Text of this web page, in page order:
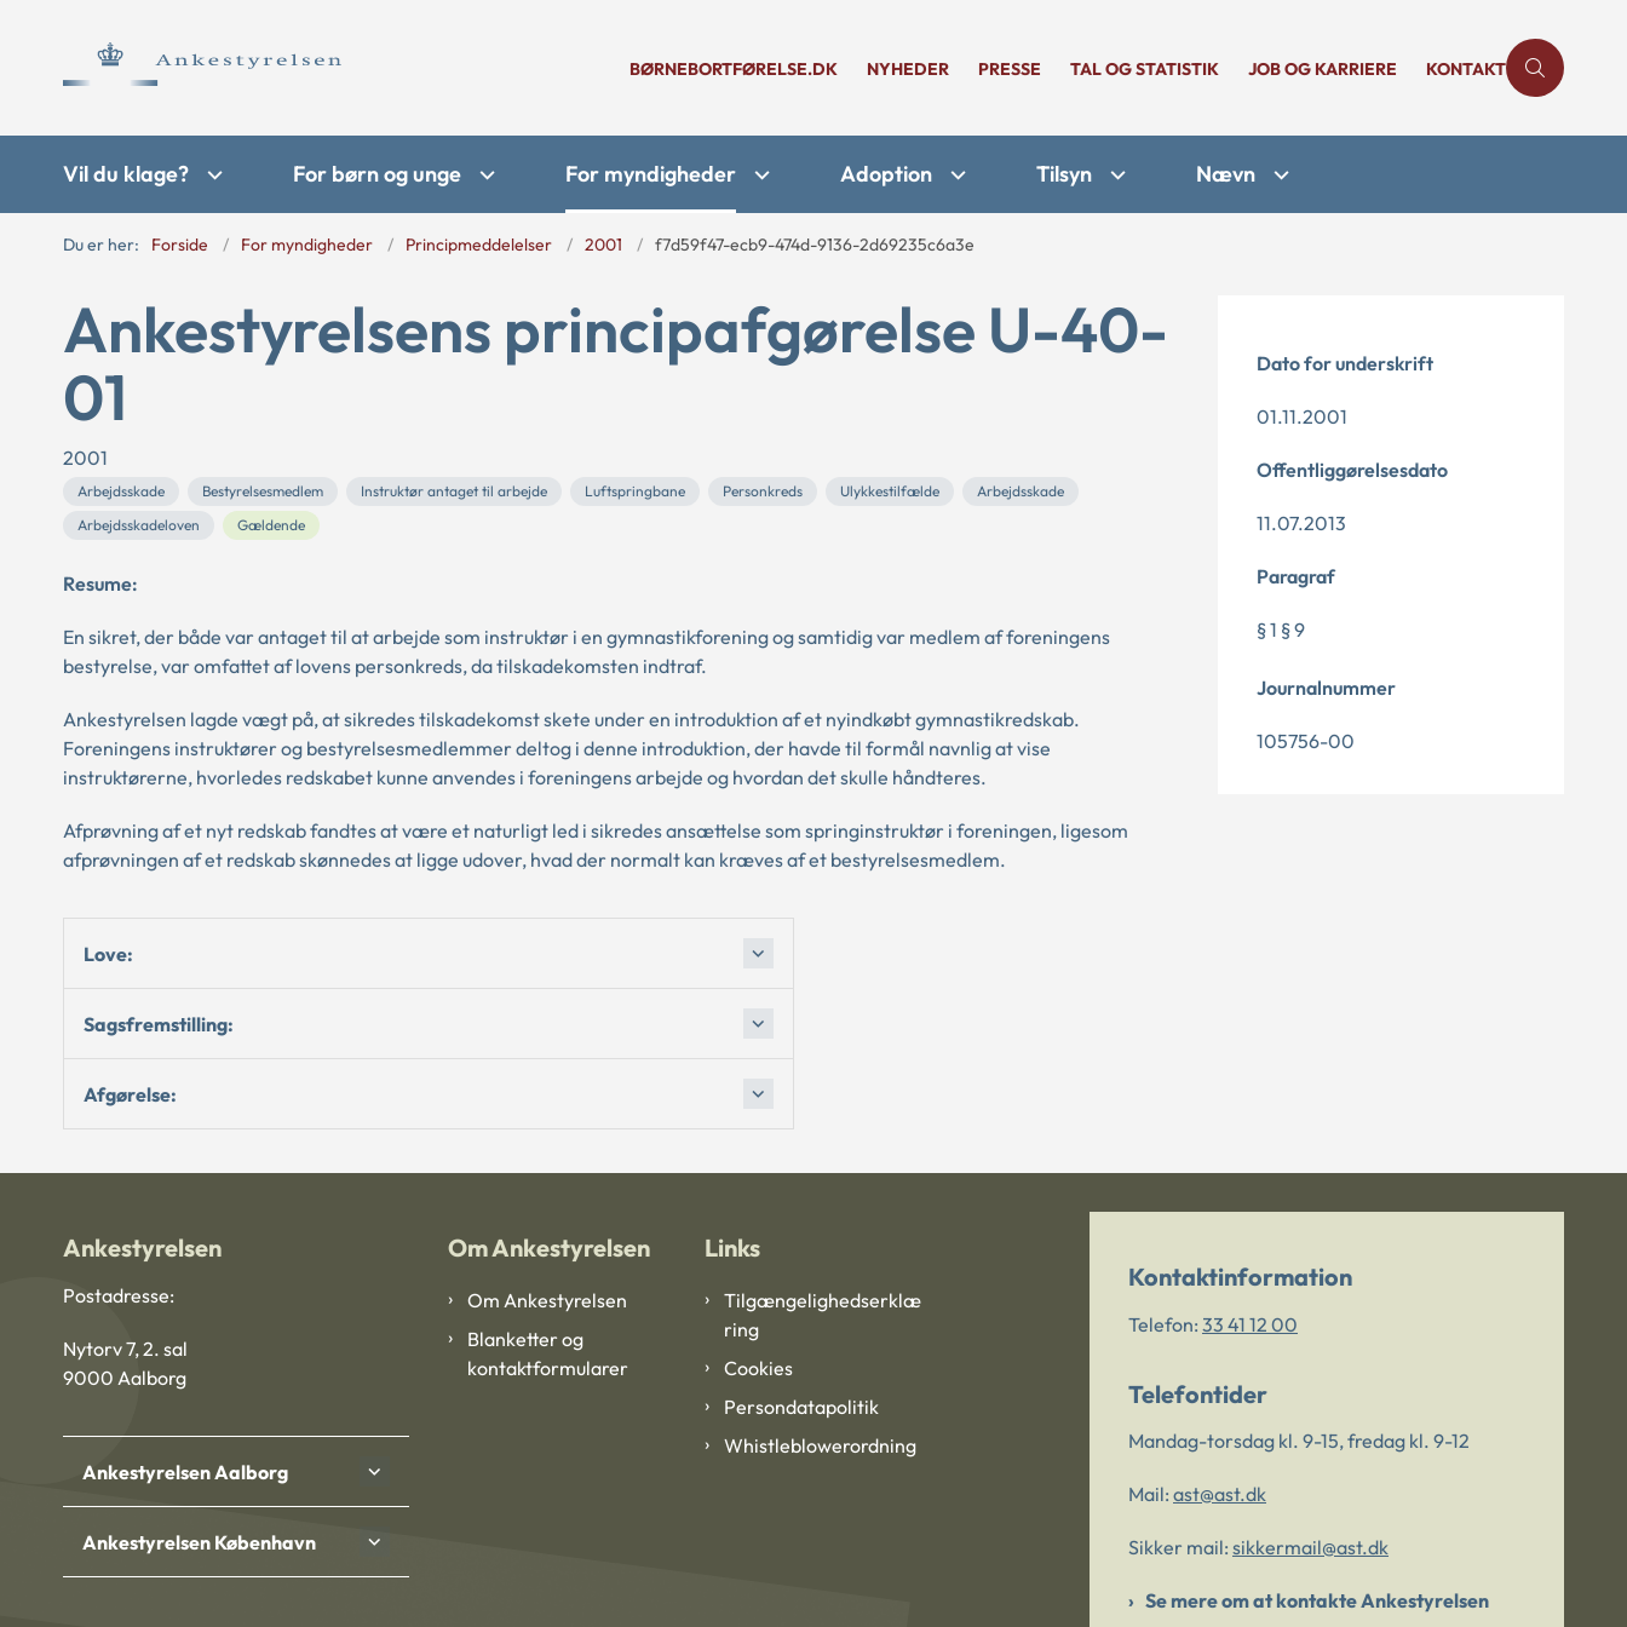
BØRNEBORTFØRELSE.DK NYHEDER PRESSE TAL OG STATISTIK JOB OG KARRIERE KONTAKT
Vil du klage? For børn og unge For myndigheder Adoption Tilsyn Nævn
Du er her: Forside For myndigheder Principmeddelelser 2001 f7d59f47-ecb9-474d-9136-2d69235c6a3e
Ankestyrelsens principafgørelse U-40-
01
2001
Arbejdsskade Bestyrelsesmedlem Instruktør antaget til arbejde Luftspringbane Personkreds Ulykkestilfælde
Arbejdsskade
Arbejdsskadeloven
Gældende
Resume:
En sikret, der både var antaget til at arbejde som instruktør i en gymnastikforening og samtidig var medlem af foreningens
bestyrelse, var omfattet af lovens personkreds, da tilskadekomsten indtraf.
Ankestyrelsen lagde vægt på, at sikredes tilskadekomst skete under en introduktion af et nyindkøbt gymnastikredskab.
Foreningens instruktører og bestyrelsesmedlemmer deltog i denne introduktion, der havde til formål navnlig at vise
instruktørerne, hvorledes redskabet kunne anvendes i foreningens arbejde og hvordan det skulle håndteres.
Afprøvning af et nyt redskab fandtes at være et naturligt led i sikredes ansættelse som springinstruktør i foreningen, ligesom
afprøvningen af et redskab skønnedes at ligge udover, hvad der normalt kan kræves af et bestyrelsesmedlem.
Love:
Sagsfremstilling:
Afgørelse:
Dato for underskrift
01.11.2001
Offentliggørelsesdato
11.07.2013
Paragraf
§ 1 § 9
Journalnummer
105756-00
Ankestyrelsen
Postadresse:
Nytorv 7, 2. sal
9000 Aalborg
Ankestyrelsen Aalborg
Ankestyrelsen København
Om Ankestyrelsen
Om Ankestyrelsen
Blanketter og
kontaktformularer
Links
Tilgængelighedserklæ
ring
Cookies
Persondatapolitik
Whistleblowerordning
Kontaktinformation
Telefon: 33 41 12 00
Telefontider
Mandag-torsdag kl. 9-15, fredag kl. 9-12
Mail: ast@ast.dk
Sikker mail: sikkermail@ast.dk
Se mere om at kontakte Ankestyrelsen